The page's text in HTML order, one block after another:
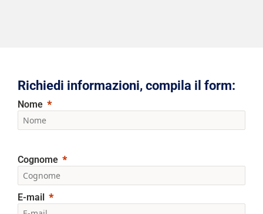
Richiedi informazioni, compila il form:
Nome
Cognome
E-mail